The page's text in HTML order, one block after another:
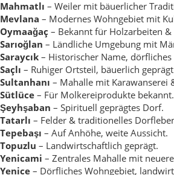
Yeniköy– „Neues Dorf“ mit
Yenimahalle– Moderner Teil nahe
Yeşilköy– Grünes Dorf mit Obst- und
Yıldızevler– Neues Wohngebiet mit
Yunus Emre– Mahalle mit kulturellem
Zafer– Wohngebiet, Name erinnert an
Zamantı– Am gleichnamigen Fluss,
Zile– Dörfliches Mahalle mit Historie.
Ziyaret– Name deutet auf religiöse
Bünyan – Impressionen &